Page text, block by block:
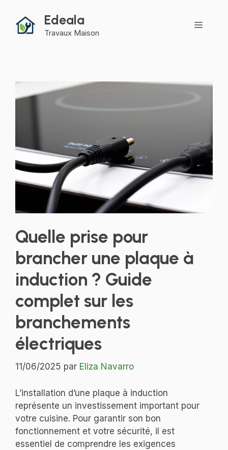
contenu
Edeala
Travaux Maison
Menu
Quelle prise pour
brancher une plaque à
induction ? Guide
complet sur les
branchements
électriques
11/06/2025 par Eliza Navarro
L’installation d’une plaque à induction
représente un investissement important pour
votre cuisine. Pour garantir son bon
fonctionnement et votre sécurité, il est
essentiel de comprendre les exigences